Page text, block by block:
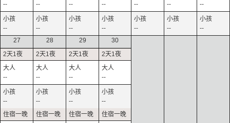
--
--
--
--
--
--
--
--
--
--
--
--
--
--
27
--
--
28
--
--
29
--
--
30
--
--